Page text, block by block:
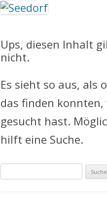
Ups, diesen Inhalt
nicht.
Es sieht so aus, als
das finden konnten,
gesucht hast.
hilft eine Suche.
Suche